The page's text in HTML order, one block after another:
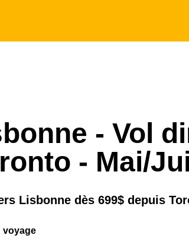
- Vol
- Mai/
Lisbonne dès 699$ depuis
voyage